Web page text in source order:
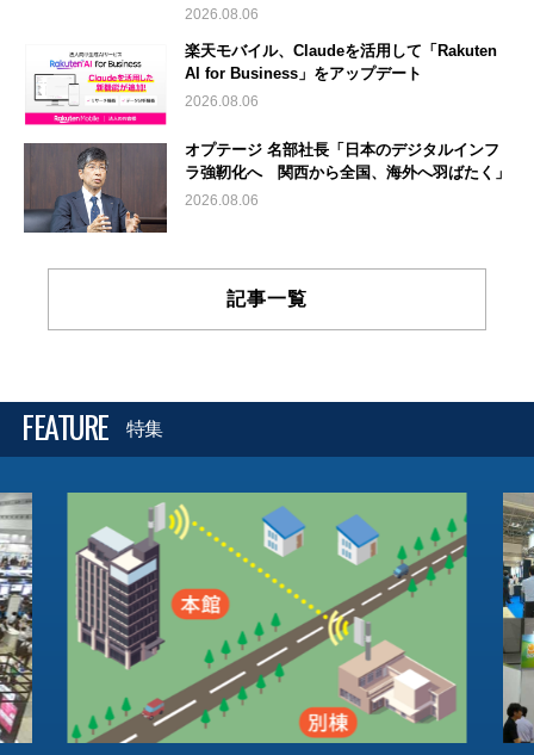
2026.08.06
楽天モバイル、Claudeを活用して「Rakuten
AI for Business」をアップデート
2026.08.06
オプテージ 名部社長「日本のデジタルインフ
ラ強靭化へ 関西から全国、海外へ羽ばたく」
2026.08.06
記事一覧
FEATURE 特集